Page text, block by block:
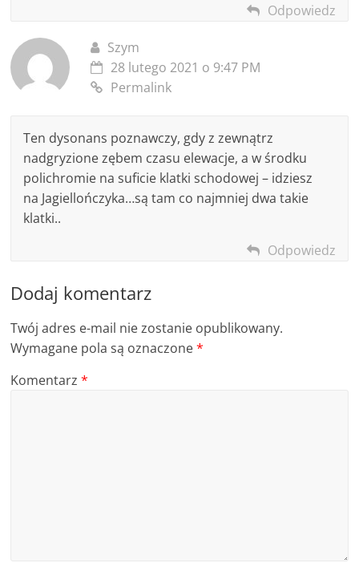
Odpowiedz
Szym
28 lutego 2021 o 9:47 PM
Permalink
Ten dysonans poznawczy, gdy z zewnątrz
nadgryzione zębem czasu elewacje, a w środku
polichromie na suficie klatki schodowej – idziesz
na Jagiellończyka…są tam co najmniej dwa takie
klatki..
Odpowiedz
Dodaj komentarz
Twój adres e-mail nie zostanie opublikowany.
Wymagane pola są oznaczone*
Komentarz*